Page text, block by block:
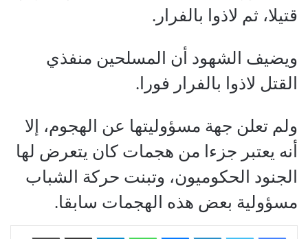
قتيلا، ثم لاذوا بالفرار.
ويضيف الشهود أن المسلحين منفذي
القتل لاذوا بالفرار فورا.
ولم تعلن جهة مسؤوليتها عن الهجوم، إلا
أنه يعتبر جزءا من هجمات كان يتعرض لها
الجنود الحكوميون، وتبنت حركة الشباب
مسؤولية بعض هذه الهجمات سابقا.